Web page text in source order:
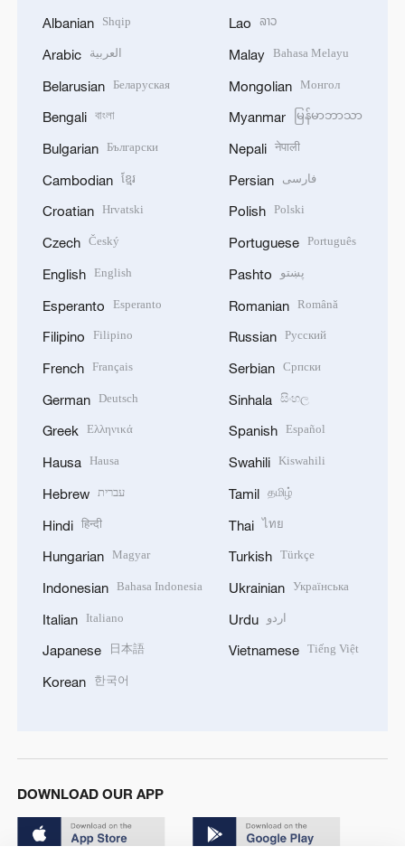
Albanian Shqip
Arabic العربية
Belarusian Беларуская
Bengali বাংলা
Bulgarian Български
Cambodian ខ្មែរ
Croatian Hrvatski
Czech Český
English English
Esperanto Esperanto
Filipino Filipino
French Français
German Deutsch
Greek Ελληνικά
Hausa Hausa
Hebrew עברית
Hindi हिन्दी
Hungarian Magyar
Indonesian Bahasa Indonesia
Italian Italiano
Japanese 日本語
Korean 한국어
Lao ລາວ
Malay Bahasa Melayu
Mongolian Монгол
Myanmar မြန်မာဘာသာ
Nepali नेपाली
Persian فارسی
Polish Polski
Portuguese Português
Pashto پښتو
Romanian Română
Russian Русский
Serbian Српски
Sinhala සිංහල
Spanish Español
Swahili Kiswahili
Tamil தமிழ்
Thai ไทย
Turkish Türkçe
Ukrainian Українська
Urdu اردو
Vietnamese Tiếng Việt
DOWNLOAD OUR APP